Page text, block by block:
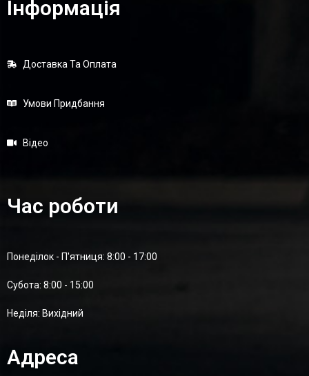
Інформація
Доставка Та Оплата
Умови Придбання
Відео
Час роботи
Понеділок - П'ятниця: 8:00 - 17:00
Суботa: 8:00 - 15:00
Неділя: Вихідний
Адреса